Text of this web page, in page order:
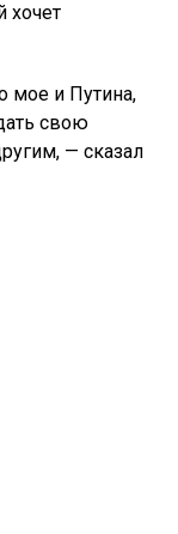
хочет
мое и Путина,
свою
— сказал